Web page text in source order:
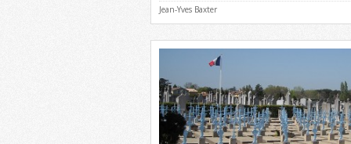
Angeline Cleret, sans profession. Ses
étaient domiciliés en dernier lieu à Valence,
Drôme. Il a épousé Elise Emilie Marie
exerçait la profession de comptable. Il
grade de […]
Jean-Yves Baxter